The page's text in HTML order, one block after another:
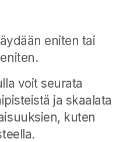
eniten tai
voit seurata
ja skaalata
kuten